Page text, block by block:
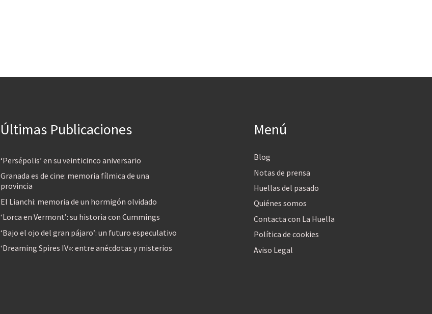
Últimas Publicaciones
‘Persépolis’ en su veinticinco aniversario
Granada es de cine: memoria fílmica de una
provincia
El Lianchi: memoria de un hormigón olvidado
‘Lorca en Vermont’: su historia con Cummings
‘Bajo el ojo del gran pájaro’: un futuro especulativo
‘Dreaming Spires IV»: entre anécdotas y misterios
Menú
Blog
Notas de prensa
Huellas del pasado
Quiénes somos
Contacta con La Huella
Política de cookies
Aviso Legal